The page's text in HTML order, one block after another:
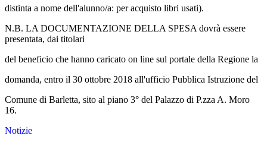
distinta a nome dell'alunno/a: per acquisto libri usati).
N.B. LA DOCUMENTAZIONE DELLA SPESA dovrà essere
presentata, dai titolari
del beneficio che hanno caricato on line sul portale della Regione la
domanda, entro il 30 ottobre 2018 all'ufficio Pubblica Istruzione del
Comune di Barletta, sito al piano 3° del Palazzo di P.zza A. Moro
16.
Notizie